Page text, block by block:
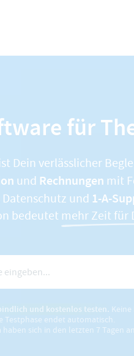
für
Dein verlässlicher
und Rechnungen mit
und 1-A-
bedeutet mehr Zeit für
und kostenlos testen.
Testphase endet automatisch.
haben sich in den letzten 7 Tagen